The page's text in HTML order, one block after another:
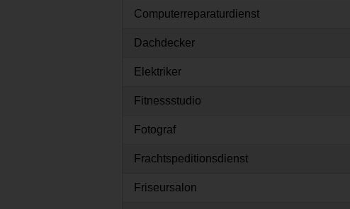
Computerreparaturdienst
Dachdecker
Elektriker
Fitnessstudio
Fotograf
Frachtspeditionsdienst
Friseursalon